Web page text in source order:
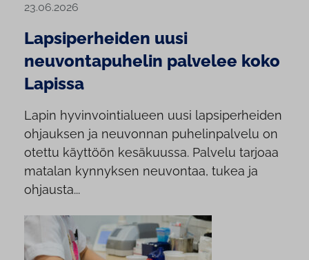
23.06.2026
Lapsiperheiden uusi
neuvontapuhelin palvelee koko
Lapissa
Lapin hyvinvointialueen uusi lapsiperheiden
ohjauksen ja neuvonnan puhelinpalvelu on
otettu käyttöön kesäkuussa. Palvelu tarjoaa
matalan kynnyksen neuvontaa, tukea ja
ohjausta...